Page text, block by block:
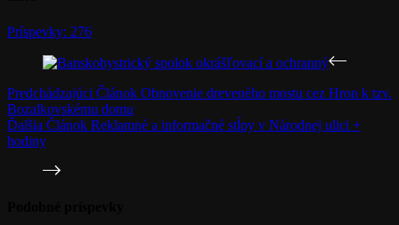
Príspevky: 276
Predchádzajúci